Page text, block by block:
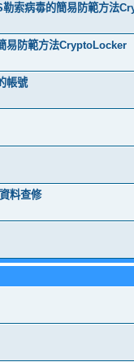
索病毒的簡易防範方法
易防範方法CryptoLocker
帳號
料查修